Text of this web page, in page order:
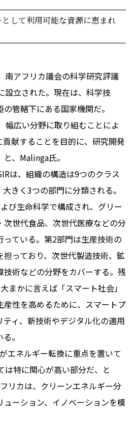
して利用可能な資源に恵まれ
南アフリカ議会の科学研究評議
設立された。現在は、科学技
管轄下にある国家機関だ。
幅広い分野に取り組むことによ
献することを目的に、研究開発
、Malinga氏。
は、組織の構造は9つのクラス
きく3つの部門に分類される。
び生命科学で構成され、グリー
次世代食品、次世代医療などの分
ている。第2部門は生産技術の
っており、次世代製造技術、鉱
術などの分野をカバーする。残
まかに言えば「スマート社会」
産性を高めるために、スマートプ
ティ、新技術やデジタル化の適用
。
エネルギー転換に重点を置いて
は特に関心が高い部分だ、と
リカは、クリーンエネルギー分
ーション、イノベーションを模